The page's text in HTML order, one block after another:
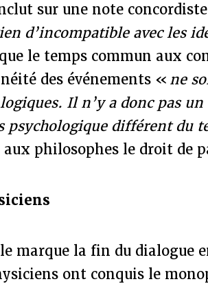
sur une note
d’incompatible avec les
le temps commun aux
des événements « ne
Il n’y a donc pas
psychologique différent du
philosophes le droit de
marque la fin du dialogue
ont conquis le